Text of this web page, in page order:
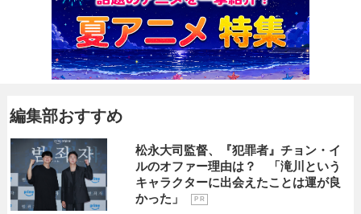
編集部おすすめ
松永大司監督、『犯罪者』チョン・イ
ルのオファー理由は？ 「滝川という
キャラクターに出会えたことは運が良
かった」
P R